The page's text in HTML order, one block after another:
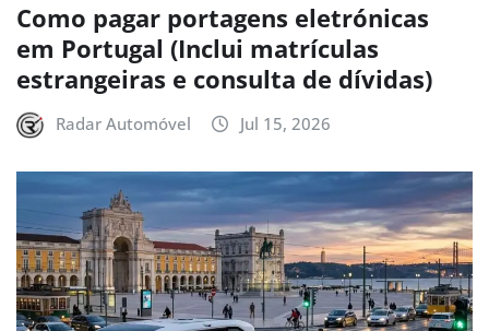
Como pagar portagens eletrónicas
em Portugal (Inclui matrículas
estrangeiras e consulta de dívidas)
Radar Automóvel Jul 15, 2026